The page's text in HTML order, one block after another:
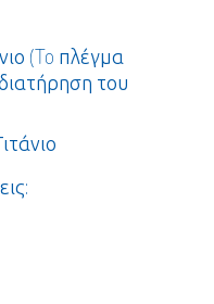
(To πλέγμα
του